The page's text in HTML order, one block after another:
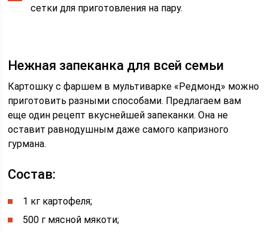
сетки для приготовления на пару.
Нежная запеканка для всей семьи
Картошку с фаршем в мультиварке «Редмонд» можно
приготовить разными способами. Предлагаем вам
еще один рецепт вкуснейшей запеканки. Она не
оставит равнодушным даже самого капризного
гурмана.
Состав:
1 кг картофеля;
500 г мясной мякоти;